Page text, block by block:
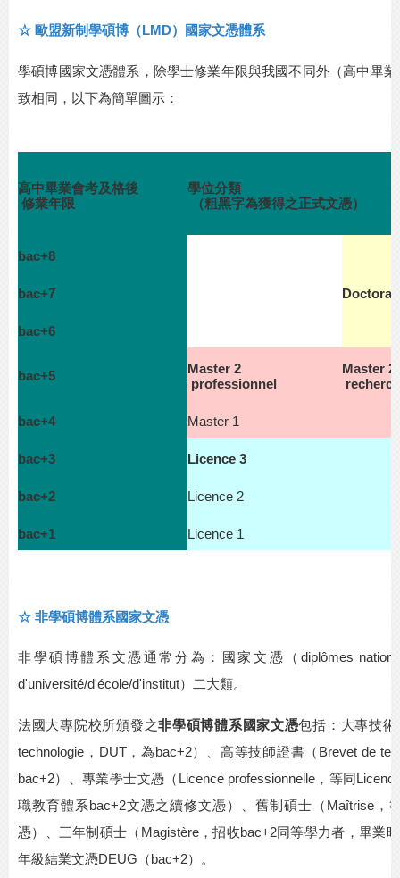
☆ 歐盟新制學碩博（LMD）國家文憑體系
學碩博國家文憑體系，除學士修業年限與我國不同外（高中畢
致相同，以下為簡單圖示：
高中畢業會考及格後
修業年限
學位分類
（粗黑字為獲得之正式文憑）
bac+8
Doctorat
bac+7
bac+6
bac+5
Master 2
professionnel
Master 2
bac+4 Master 1
bac+3 Licence 3
bac+2 Licence 2
bac+1 Licence 1
☆ 非學碩博體系國家文憑
非學碩博體系文憑通常分為：國家文憑（ diplômes
d'université/d'école/d'institut）二大類。
法國大專院校所頒發之非學碩博體系國家文憑包括：大專技
technologie ， DUT，為bac+2）、高等技師證書（ Brevet de
bac+2）、專業學士文憑（ Licence professionnelle ，等同
職教育體系bac+2文憑之續修文憑）、舊制碩士（ Maîtrise ，
憑）、三年制碩士（ Magistère，招收bac+2同等學力者，畢業
年級結業文憑DEUG （bac+2）。